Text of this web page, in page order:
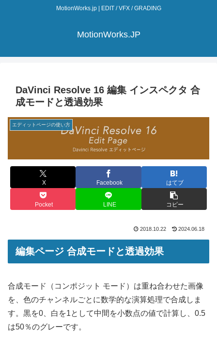
MotionWorks.jp | EDIT / VFX / GRADING
MotionWorks.JP
DaVinci Resolve 16 編集 インスペクタ 合
成モードと透過効果
エディットページの使い方
X Facebook はてブ
Pocket LINE コピー
2018.10.22 2024.06.18
編集ページ 合成モードと透過効果
合成モード（コンポジット モード）は重ね合わせた画像
を、色のチャンネルごとに数学的な演算処理で合成しま
す。黒を0、白を1として中間を小数点の値で計算し、0.5
は50％のグレーです。